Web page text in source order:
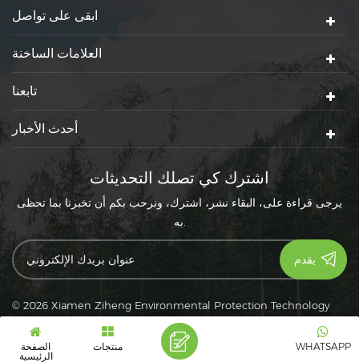
ابقى على تواصل
العلامات الساخنة
تابعنا
أحدث الأخبار
اشترك كي تصلك التحديثات
يرجى قراءة على، البقاء نشر، اشترك، ونرحب بكم أن تخبرنا بما تحظى
© 2026 Xiamen Ziheng Environmental Protection Technology
Co., Ltd. كل الحقوق محفوظة.
خريطة الموقع
IPv6
دعم شبكة IPv6
الصفحة
الرئيسية
منتجات WHATSAPP